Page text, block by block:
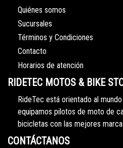
Quiénes somos
Sucursales
Términos y Condiciones
Contacto
Horarios de atención
RIDETEC MOTOS & BIKE
RideTec está orientado al
equipamos pilotos de moto de
bicicletas con las mejores
CONTÁCTANOS